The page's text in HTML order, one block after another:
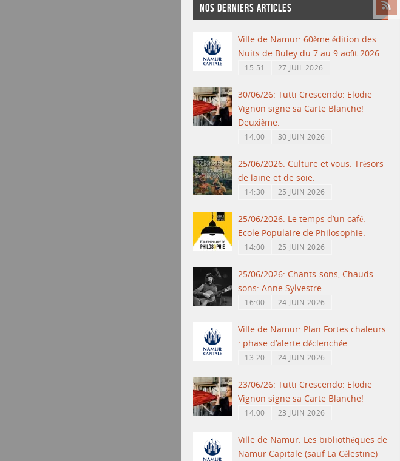
NOS DERNIERS ARTICLES
Ville de Namur: 60ème édition des
Nuits de Buley du 7 au 9 août 2026.
15:51 27 JUIL 2026
30/06/26: Tutti Crescendo: Elodie
Vignon signe sa Carte Blanche!
Deuxième.
14:00 30 JUIN 2026
25/06/2026: Culture et vous: Trésors
de laine et de soie.
14:30 25 JUIN 2026
25/06/2026: Le temps d’un café:
Ecole Populaire de Philosophie.
14:00 25 JUIN 2026
25/06/2026: Chants-sons, Chauds-
sons: Anne Sylvestre.
16:00 24 JUIN 2026
Ville de Namur: Plan Fortes chaleurs
: phase d’alerte déclenchée.
13:20 24 JUIN 2026
23/06/26: Tutti Crescendo: Elodie
Vignon signe sa Carte Blanche!
14:00 23 JUIN 2026
Ville de Namur: Les bibliothèques de
Namur Capitale (sauf La Célestine)